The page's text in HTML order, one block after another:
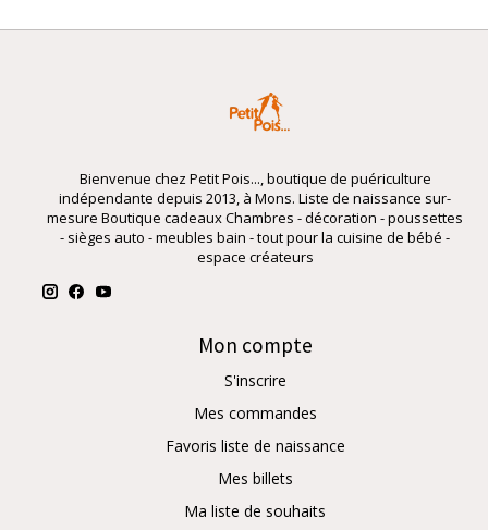
Bienvenue chez Petit Pois..., boutique de puériculture
indépendante depuis 2013, à Mons. Liste de naissance sur-
mesure Boutique cadeaux Chambres - décoration - poussettes
- sièges auto - meubles bain - tout pour la cuisine de bébé -
espace créateurs
Mon compte
S'inscrire
Mes commandes
Favoris liste de naissance
Mes billets
Ma liste de souhaits